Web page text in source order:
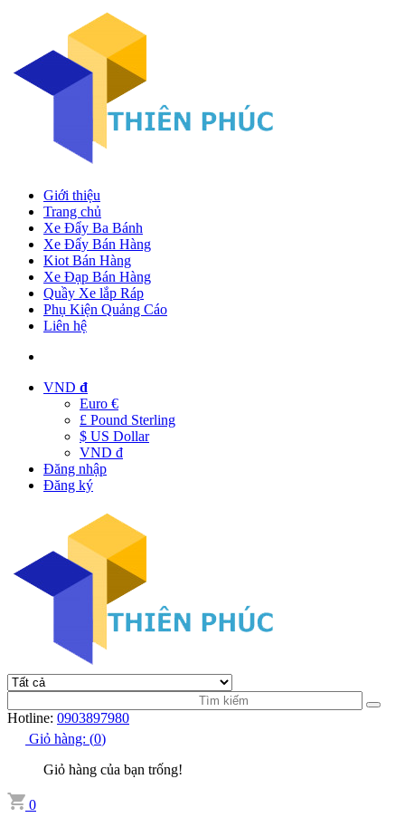
Giới thiệu
Trang chủ
Xe Đẩy Ba Bánh
Xe Đẩy Bán Hàng
Kiot Bán Hàng
Xe Đạp Bán Hàng
Quầy Xe lắp Ráp
Phụ Kiện Quảng Cáo
Liên hệ
VND đ
Euro €
£ Pound Sterling
$ US Dollar
VND đ
Đăng nhập
Đăng ký
Hotline: 0903897980
Giỏ hàng: (0)
Giỏ hàng của bạn trống!
0